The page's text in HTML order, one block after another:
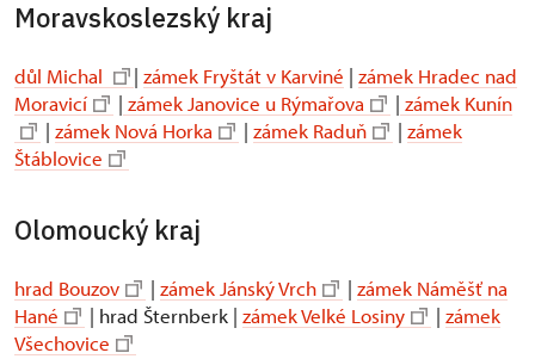
Moravskoslezský kraj
důl Michal | zámek Fryštát v Karviné | zámek Hradec nad
Moravicí
| zámek Janovice u Rýmařova | zámek Kunín
| zámek Nová Horka | zámek Raduň | zámek
Štáblovice
Olomoucký kraj
hrad Bouzov | zámek Jánský Vrch | zámek Náměšť na
Hané
| hrad Šternberk | zámek Velké Losiny | zámek
Všechovice